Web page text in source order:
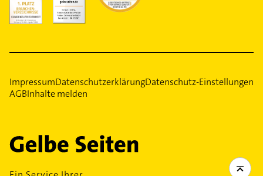
ImpressumDatenschutzerklärungDatenschutz-Einstellungen
AGBInhalte melden